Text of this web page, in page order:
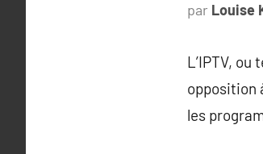
par Louise
L’IPTV,
opposition
les